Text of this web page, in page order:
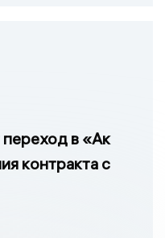
переход в «Ак
контракта с